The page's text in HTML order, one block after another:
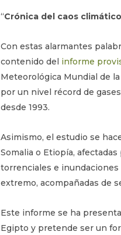
“Crónica del caos
Con estas alarmantes
contenido del informe
Meteorológica Mundial de
por un nivel récord de
desde 1993.
Asimismo, el estudio se
Somalia o Etiopía,
torrenciales e
extremo, acompañadas de
Este informe se ha
Egipto y pretende ser un